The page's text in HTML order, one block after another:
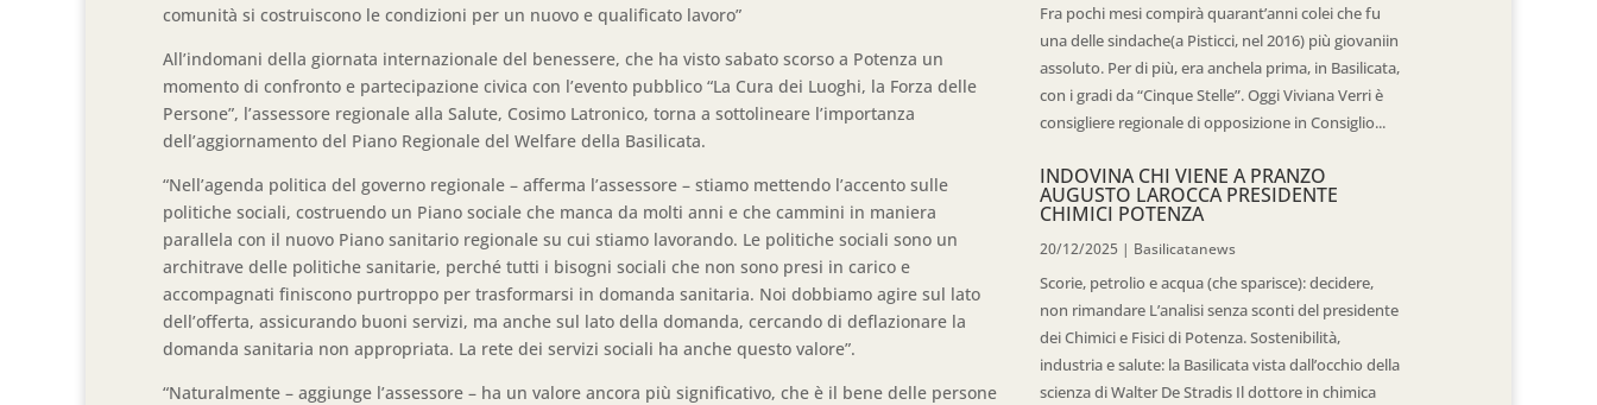
comunità si costruiscono le condizioni per un nuovo e qualificato lavoro”
All’indomani della giornata internazionale del benessere, che ha visto sabato scorso a Potenza un
momento di confronto e partecipazione civica con l’evento pubblico “La Cura dei Luoghi, la Forza delle
Persone”, l’assessore regionale alla Salute, Cosimo Latronico, torna a sottolineare l’importanza
dell’aggiornamento del Piano Regionale del Welfare della Basilicata.
“Nell’agenda politica del governo regionale – afferma l’assessore – stiamo mettendo l’accento sulle
politiche sociali, costruendo un Piano sociale che manca da molti anni e che cammini in maniera
parallela con il nuovo Piano sanitario regionale su cui stiamo lavorando. Le politiche sociali sono un
architrave delle politiche sanitarie, perché tutti i bisogni sociali che non sono presi in carico e
accompagnati finiscono purtroppo per trasformarsi in domanda sanitaria. Noi dobbiamo agire sul lato
dell’offerta, assicurando buoni servizi, ma anche sul lato della domanda, cercando di deflazionare la
domanda sanitaria non appropriata. La rete dei servizi sociali ha anche questo valore”.
“Naturalmente – aggiunge l’assessore – ha un valore ancora più significativo, che è il bene delle persone
Fra pochi mesi compirà quarant’anni colei che fu
una delle sindache(a Pisticci, nel 2016) più giovaniin
assoluto. Per di più, era anchela prima, in Basilicata,
con i gradi da “Cinque Stelle”. Oggi Viviana Verri è
consigliere regionale di opposizione in Consiglio...
INDOVINA CHI VIENE A PRANZO
AUGUSTO LAROCCA PRESIDENTE
CHIMICI POTENZA
20/12/2025 | Basilicatanews
Scorie, petrolio e acqua (che sparisce): decidere,
non rimandare L’analisi senza sconti del presidente
dei Chimici e Fisici di Potenza. Sostenibilità,
industria e salute: la Basilicata vista dall’occhio della
scienza di Walter De Stradis Il dottore in chimica